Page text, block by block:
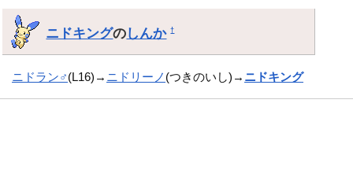
ニドキングのしんか †
ニドラン♂(L16)→ ニドリーノ (つきのいし)→ ニドキング